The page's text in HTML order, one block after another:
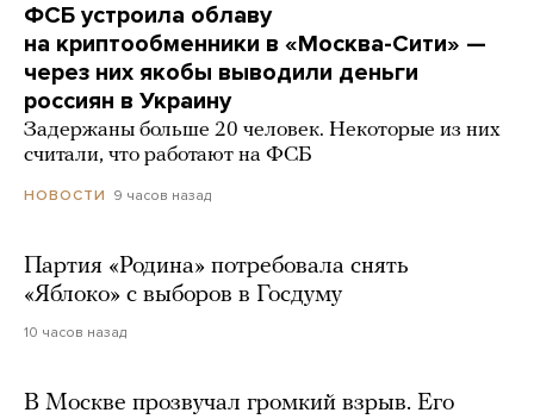
ФСБ устроила облаву
на криптообменники в «Москва-Сити» —
через них якобы выводили деньги
россиян в Украину
Задержаны больше 20 человек. Некоторые из них
считали, что работают на ФСБ
НОВОСТИ 9 часов назад
Партия «Родина» потребовала снять
«Яблоко» с выборов в Госдуму
10 часов назад
В Москве прозвучал громкий взрыв. Его